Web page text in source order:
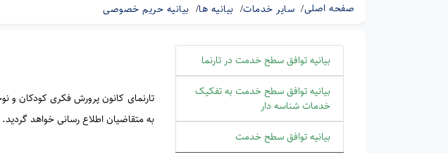
صفحه اصلی سایر خدمات بیانیه ها بیانیه حریم خصوصی
بیانیه توافق سطح خدمت در تارنما
بیانیه توافق سطح خدمت به تفکیک
خدمات شناسه دار
بیانیه توافق سطح خدمت
تارنمای کانون پرورش فکری کودکان و
به متقاضیان اطلاع رسانی خواهد گردید.